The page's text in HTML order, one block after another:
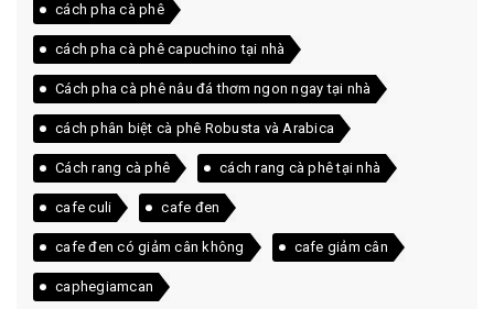
cách pha cà phê
cách pha cà phê capuchino tại nhà
Cách pha cà phê nâu đá thơm ngon ngay tại nhà
cách phân biệt cà phê Robusta và Arabica
Cách rang cà phê cách rang cà phê tại nhà
cafe culi cafe đen
cafe đen có giảm cân không cafe giảm cân
caphegiamcan